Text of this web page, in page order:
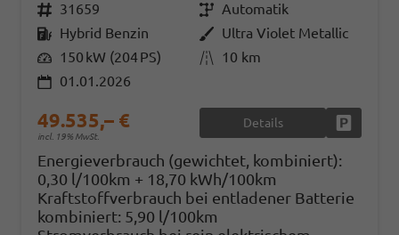
Fahrzeugnr. 31659 GetriebeAutomatik
Kraftstoff Hybrid Benzin AußenfarbeUltra Violet Metallic
Leistung 150 kW (204 PS) Kilometerstand 10 km
01.01.2026
49.535,– €
incl. 19% MwSt.
Details
Energieverbrauch (gewichtet, kombiniert):
0,30 l/100km + 18,70 kWh/100km
Kraftstoffverbrauch bei entladener Batterie
kombiniert: 5,90 l/100km